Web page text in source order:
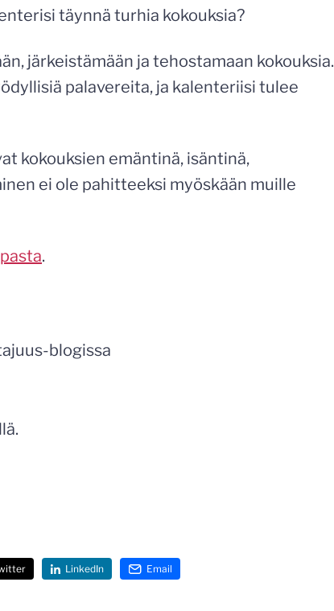
täynnä turhia kokouksia?
järkeistämään ja tehostamaan kokouksia.
palavereita, ja kalenteriisi tulee
kokouksien emäntinä, isäntinä,
ei ole pahitteeksi myöskään muille
.
blogissa
LinkedIn Email